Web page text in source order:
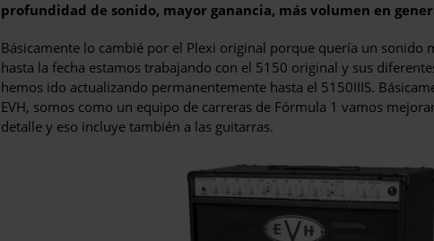
profundidad de sonido, mayor ganancia, más volumen en
Básicamente lo cambié por el Plexi original porque quería un sonido
hasta la fecha estamos trabajando con el 5150 original y sus
hemos ido actualizando permanentemente hasta el 5150IIIS.
EVH, somos como un equipo de carreras de Fórmula 1 vamos
detalle y eso incluye también a las guitarras.